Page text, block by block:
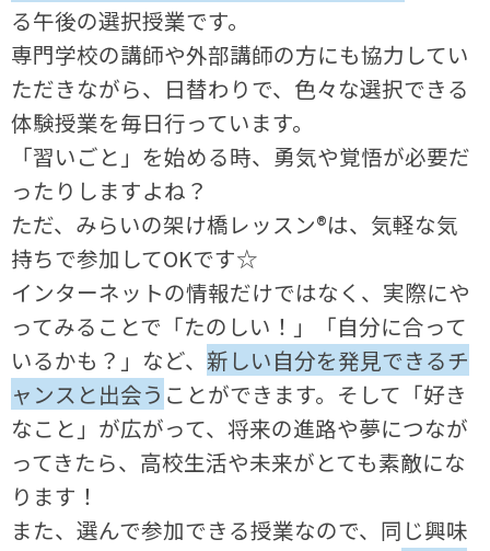
る午後の選択授業です。
専門学校の講師や外部講師の方にも協力してい
ただきながら、日替わりで、色々な選択できる
体験授業を毎日行っています。
「習いごと」を始める時、勇気や覚悟が必要だ
ったりしますよね？
ただ、みらいの架け橋レッスン®は、気軽な気
持ちで参加してOKです☆
インターネットの情報だけではなく、実際にや
ってみることで「たのしい！」「自分に合って
いるかも？」など、新しい自分を発見できるチ
ャンスと出会う ことができます。そして「好き
なこと」が広がって、将来の進路や夢につなが
ってきたら、高校生活や未来がとても素敵にな
ります！
また、選んで参加できる授業なので、同じ興味